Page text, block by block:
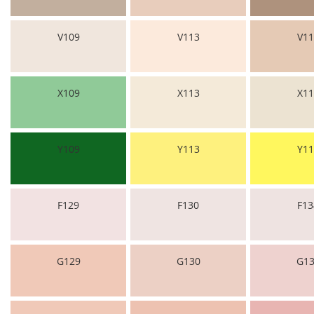
V109 V113
X109 X113
Y109 Y113
F129 F130
G129 G130